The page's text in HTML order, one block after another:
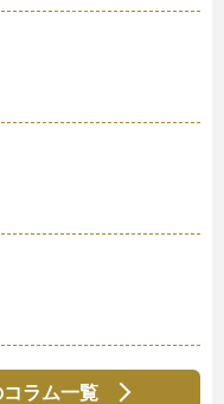
ラム一覧